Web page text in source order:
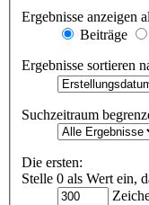
Ergebnisse anzeigen
Beiträge
Ergebnisse sortieren
Suchzeitraum
Die ersten:
Stelle 0 als Wert ein,